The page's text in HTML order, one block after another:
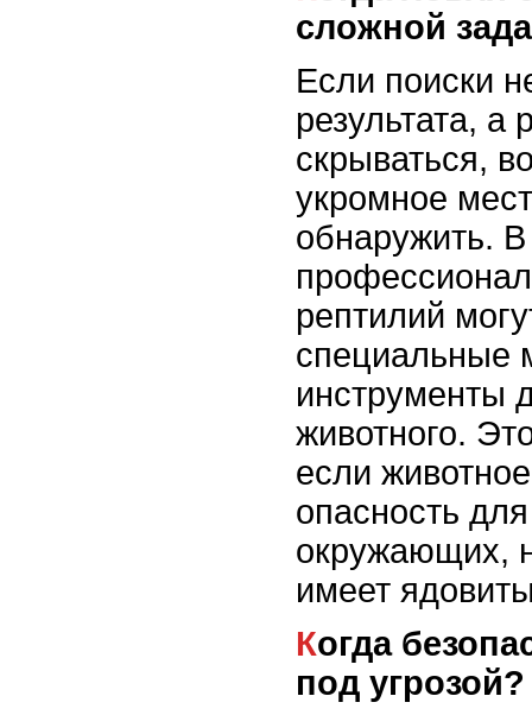
сложной
Если поиски
результата, а
скрываться,
укромное
обнаружить. В
рептилий
специальные
инструменты
животного.
если
опасность
окружающих,
имеет
Когда безопасность животного
под угрозой?